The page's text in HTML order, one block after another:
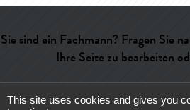
Sie sind ein Fachmann? Fragen Sie
Ihre Seite zu bearbeiten
Hilfe-Kontakt-Admin-
This site uses cookies and gives you